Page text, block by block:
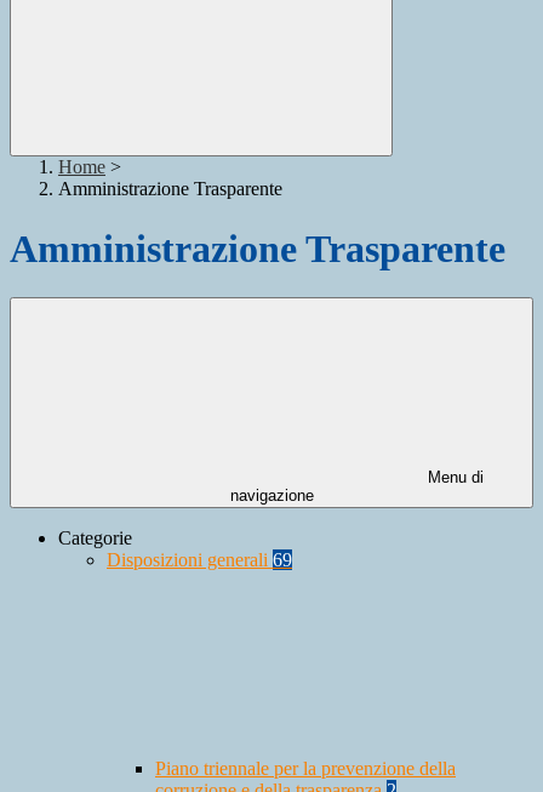
Home >
Amministrazione Trasparente
Amministrazione Trasparente
Menu di
navigazione
Categorie
Disposizioni generali 69
Piano triennale per la prevenzione della